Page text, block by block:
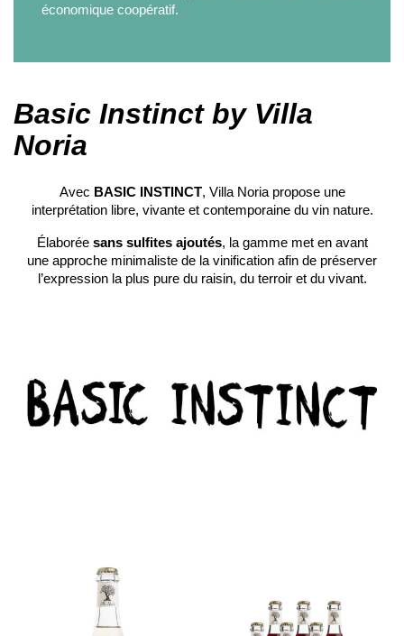
économique coopératif.
Basic Instinct by Villa
Noria
Avec BASIC INSTINCT, Villa Noria propose une
interprétation libre, vivante et contemporaine du vin nature.
Élaborée sans sulfites ajoutés, la gamme met en avant
une approche minimaliste de la vinification afin de préserver
l’expression la plus pure du raisin, du terroir et du vivant.